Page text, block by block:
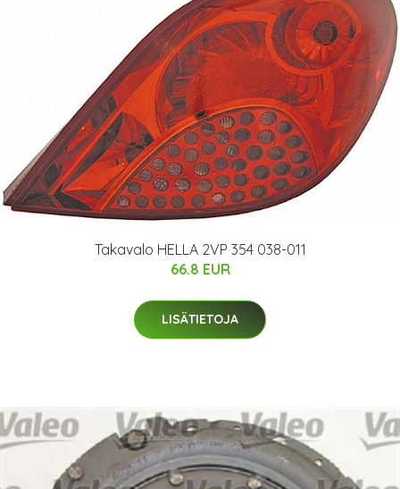
Takavalo HELLA 2VP 354 038-011
66.8 EUR
LISÄTIETOJA